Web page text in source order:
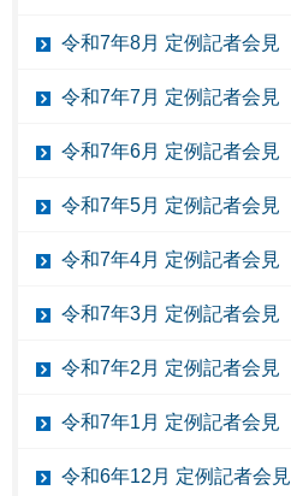
令和7年8月 定例記者会見
令和7年7月 定例記者会見
令和7年6月 定例記者会見
令和7年5月 定例記者会見
令和7年4月 定例記者会見
令和7年3月 定例記者会見
令和7年2月 定例記者会見
令和7年1月 定例記者会見
令和6年12月 定例記者会見